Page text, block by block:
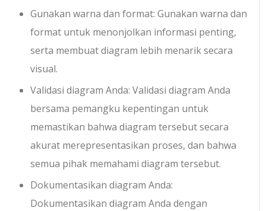
Gunakan warna dan format: Gunakan warna dan
format untuk menonjolkan informasi penting,
serta membuat diagram lebih menarik secara
visual.
Validasi diagram Anda: Validasi diagram Anda
bersama pemangku kepentingan untuk
memastikan bahwa diagram tersebut secara
akurat merepresentasikan proses, dan bahwa
semua pihak memahami diagram tersebut.
Dokumentasikan diagram Anda:
Dokumentasikan diagram Anda dengan